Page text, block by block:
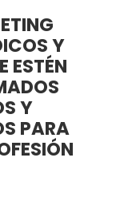
Y
ESTÉN
Y
PARA